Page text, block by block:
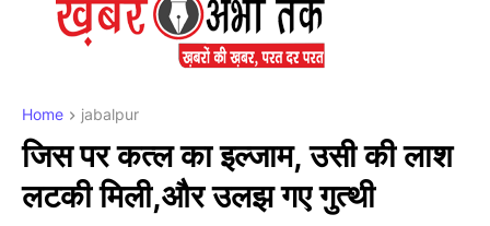
Home jabalpur
जिस पर कत्ल का इल्जाम, उसी की लाश
लटकी मिली,और उलझ गए गुत्थी